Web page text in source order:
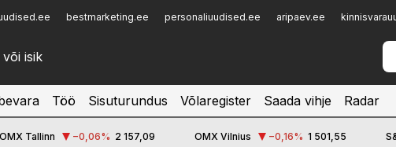
bestmarketing.ee personaliuudised.ee aripaev.ee
Töö Sisuturundus Võlaregister Saada vihje Radar
OMX Tallinn −0,06% 2 157,09 OMX Vilnius −0,16% 1 501,55